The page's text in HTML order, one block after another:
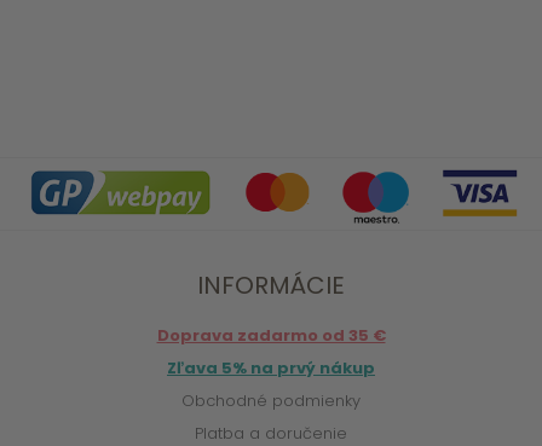
INFORMÁCIE
Doprava zadarmo od 35 €
Zľava 5% na prvý nákup
Obchodné podmienky
Platba a doručenie